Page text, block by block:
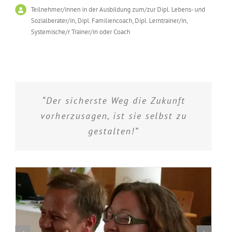
Teilnehmer/innen in der Ausbildung zum/zur Dipl. Lebens- und
Sozialberater/in, Dipl. Familiencoach, Dipl. Lerntrainer/in,
Systemische/r Trainer/in oder Coach
“Der sicherste Weg die Zukunft
vorherzusagen, ist sie selbst zu
gestalten!”